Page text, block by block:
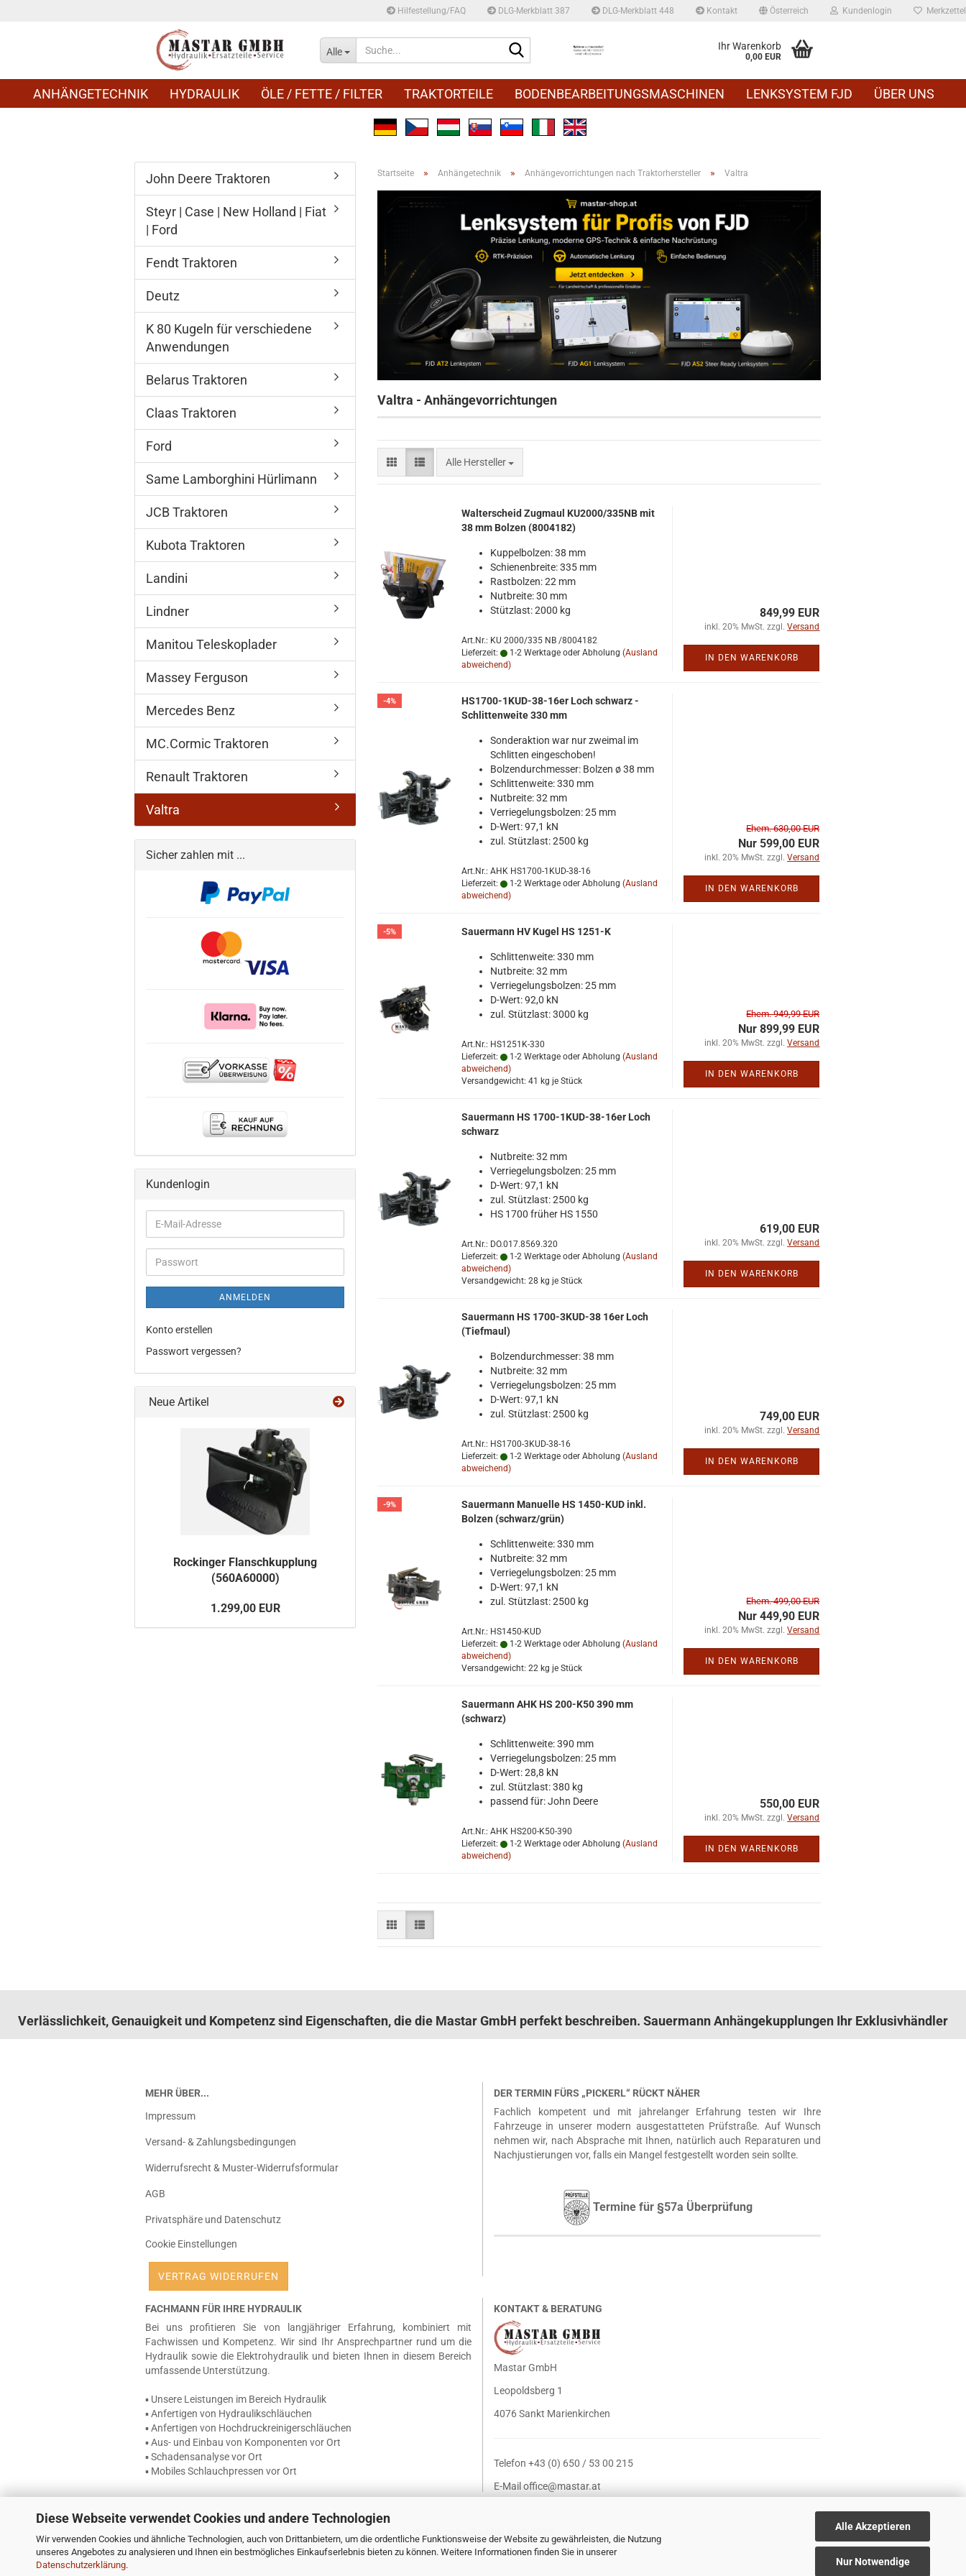
Diese Webseite verwendet Cookies und andere Technologien
Wir verwenden Cookies und ähnliche Technologien, auch von Drittanbietern, um die ordentliche Funktionsweise der Website zu gewährleisten, die Nutzung
unseres Angebotes zu analysieren und Ihnen ein bestmögliches Einkaufserlebnis bieten zu können. Weitere Informationen finden Sie in unserer
Datenschutzerklärung.
Alle Akzeptieren
Nur Notwendige
Hilfestellung/FAQ DLG-Merkblatt 387 DLG-Merkblatt 448 Kontakt Österreich Kundenlogin Merkzettel
Alle Ihr Warenkorb
0,00 EUR
ANHÄNGETECHNIK HYDRAULIK ÖLE / FETTE / FILTER TRAKTORTEILE BODENBEARBEITUNGSMASCHINEN LENKSYSTEM FJD ÜBER UNS
Startseite » Anhängetechnik » Anhängevorrichtungen nach Traktorhersteller » Valtra
Valtra - Anhängevorrichtungen
Alle Hersteller
Wal­ter­scheid Zug­maul KU2000/335NB mit
38 mm Bol­zen (8004182)
Kup­pel­bol­zen: 38 mm
Schie­nen­brei­te: 335 mm
Rast­bol­zen: 22 mm
Nut­brei­te: 30 mm
Stütz­last: 2000 kg
Art.Nr.: KU 2000/335 NB /8004182
Lieferzeit:
1-2 Werktage oder Abholung (Ausland
abweichend)
849,99 EUR
inkl. 20% MwSt. zzgl.Versand
IN DEN WARENKORB
-4%
HS1700-​​1KUD-​38-16er Loch schwarz -
Schlit­ten­wei­te 330 mm
Son­der­ak­ti­on war nur zwei­mal im
Schlit­ten ein­ge­scho­ben!
Bol­zen­durch­mes­ser: Bol­zen ø 38 mm
Schlit­ten­wei­te: 330 mm
Nut­brei­te: 32 mm
Ver­rie­ge­lungs­bol­zen: 25 mm
D-​Wert: 97,1 kN
zul. Stütz­last: 2500 kg
Art.Nr.: AHK HS1700-1KUD-38-16
Lieferzeit:
1-2 Werktage oder Abholung (Ausland
abweichend)
Ehem. 630,00 EUR
Nur 599,00 EUR
inkl. 20% MwSt. zzgl.Versand
IN DEN WARENKORB
-5% Sauer­mann HV Kugel HS 1251-​K
Schlit­ten­wei­te: 330 mm
Nut­brei­te: 32 mm
Ver­rie­ge­lungs­bol­zen: 25 mm
D-​Wert: 92,0 kN
zul. Stütz­last: 3000 kg
Art.Nr.: HS1251K-330
Lieferzeit:
1-2 Werktage oder Abholung (Ausland
abweichend)
Versandgewicht:41 kg je Stück
Ehem. 949,99 EUR
Nur 899,99 EUR
inkl. 20% MwSt. zzgl.Versand
IN DEN WARENKORB
Sauer­mann HS 1700-​1KUD-​38-16er Loch
schwarz
Nut­brei­te: 32 mm
Ver­rie­ge­lungs­bol­zen: 25 mm
D-​Wert: 97,1 kN
zul. Stütz­last: 2500 kg
HS 1700 frü­her HS 1550
Art.Nr.: DO.017.8569.320
Lieferzeit:
1-2 Werktage oder Abholung (Ausland
abweichend)
Versandgewicht:28 kg je Stück
619,00 EUR
inkl. 20% MwSt. zzgl.Versand
IN DEN WARENKORB
Sauer­mann HS 1700-​3KUD-​38 16er Loch
(Tief­maul)
Bol­zen­durch­mes­ser: 38 mm
Nut­brei­te: 32 mm
Ver­rie­ge­lungs­bol­zen: 25 mm
D-​Wert: 97,1 kN
zul. Stütz­last: 2500 kg
Art.Nr.: HS1700-3KUD-38-16
Lieferzeit:
1-2 Werktage oder Abholung (Ausland
abweichend)
749,00 EUR
inkl. 20% MwSt. zzgl.Versand
IN DEN WARENKORB
-9%
Sauer­mann Ma­nu­el­le HS 1450-​KUD inkl.
Bol­zen (schwarz/grün)
Schlit­ten­wei­te: 330 mm
Nut­brei­te: 32 mm
Ver­rie­ge­lungs­bol­zen: 25 mm
D-​Wert: 97,1 kN
zul. Stütz­last: 2500 kg
Art.Nr.: HS1450-KUD
Lieferzeit:
1-2 Werktage oder Abholung (Ausland
abweichend)
Versandgewicht:22 kg je Stück
Ehem. 499,00 EUR
Nur 449,90 EUR
inkl. 20% MwSt. zzgl.Versand
IN DEN WARENKORB
Sauer­mann AHK HS 200-​K50 390 mm
(schwarz)
Schlit­ten­wei­te: 390 mm
Ver­rie­ge­lungs­bol­zen: 25 mm
D-​Wert: 28,8 kN
zul. Stütz­last: 380 kg
pas­send für: John Deere
Art.Nr.: AHK HS200-K50-390
Lieferzeit:
1-2 Werktage oder Abholung (Ausland
abweichend)
550,00 EUR
inkl. 20% MwSt. zzgl.Versand
IN DEN WARENKORB
John Deere Traktoren
Steyr | Case | New Holland | Fiat
| Ford
Fendt Traktoren
Deutz
K 80 Kugeln für verschiedene
Anwendungen
Belarus Traktoren
Claas Traktoren
Ford
Same Lamborghini Hürlimann
JCB Traktoren
Kubota Traktoren
Landini
Lindner
Manitou Teleskoplader
Massey Ferguson
Mercedes Benz
MC.Cormic Traktoren
Renault Traktoren
Valtra
Sicher zahlen mit ...
Kundenlogin
E-
Mail-
Adresse
Passwort
ANMELDEN
Konto erstellen
Passwort vergessen?
Neue Artikel
Ro­ck­in­ger Flansch­kupp­lung
(560A60000)
1.299,00 EUR
Verlässlichkeit, Genauigkeit und Kompetenz sind Eigenschaften, die die Mastar GmbH perfekt beschreiben. Sauermann Anhängekupplungen Ihr Exklusivhändler
MEHR ÜBER...
Impressum
Versand- & Zahlungsbedingungen
Widerrufsrecht & Muster-Widerrufsformular
AGB
Privatsphäre und Datenschutz
Cookie Einstellungen
DER TERMIN FÜRS „PICKERL“ RÜCKT NÄHER
Fachlich kompetent und mit jahrelanger Erfahrung testen wir Ihre
Fahrzeuge in unserer modern ausgestatteten Prüfstraße. Auf Wunsch
nehmen wir, nach Absprache mit Ihnen, natürlich auch Reparaturen und
Nachjustierungen vor, falls ein Mangel festgestellt worden sein sollte.
Termine für §57a Überprüfung
FACHMANN FÜR IHRE HYDRAULIK
Bei uns profitieren Sie von langjähriger Erfahrung, kombiniert mit
Fachwissen und Kompetenz. Wir sind Ihr Ansprechpartner rund um die
Hydraulik sowie die Elektrohydraulik und bieten Ihnen in diesem Bereich
umfassende Unterstützung.
▪ Unsere Leistungen im Bereich Hydraulik
▪ Anfertigen von Hydraulikschläuchen
▪ Anfertigen von Hochdruckreinigerschläuchen
▪ Aus- und Einbau von Komponenten vor Ort
▪ Schadensanalyse vor Ort
▪ Mobiles Schlauchpressen vor Ort
KONTAKT & BERATUNG
Mastar GmbH
Leopoldsberg 1
4076 Sankt Marienkirchen
Telefon +43 (0) 650 / 53 00 215
E-Mail office@mastar.at
VERTRAG WIDERRUFEN
Webshop by Gambio.de © 2025